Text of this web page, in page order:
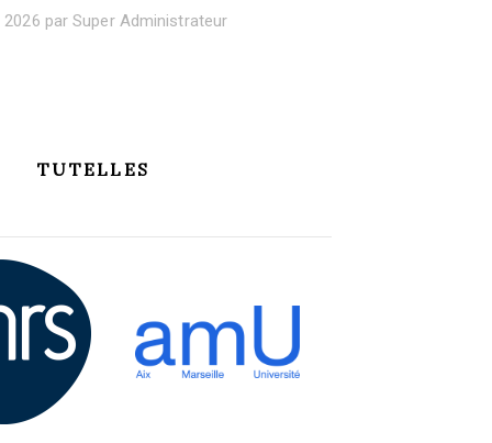
2026 par Super Administrateur
TUTELLES